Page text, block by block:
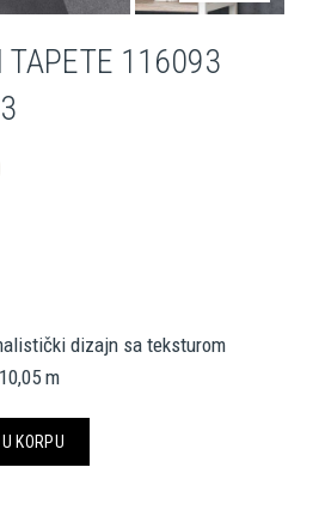
TAPETE 116093
dizajn sa teksturom
m
KORPU